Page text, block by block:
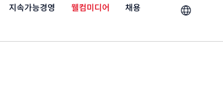
지속가능경영 웰컴미디어 채용